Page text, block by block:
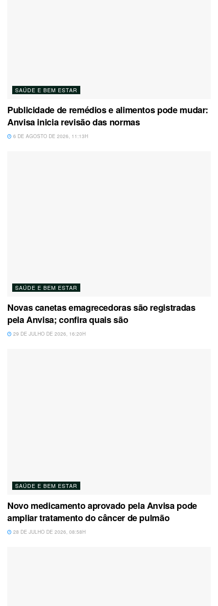
SAÚDE E BEM ESTAR
Publicidade de remédios e alimentos pode mudar:
Anvisa inicia revisão das normas
6 DE AGOSTO DE 2026, 11:13H
SAÚDE E BEM ESTAR
Novas canetas emagrecedoras são registradas
pela Anvisa; confira quais são
29 DE JULHO DE 2026, 16:20H
SAÚDE E BEM ESTAR
Novo medicamento aprovado pela Anvisa pode
ampliar tratamento do câncer de pulmão
28 DE JULHO DE 2026, 08:58H